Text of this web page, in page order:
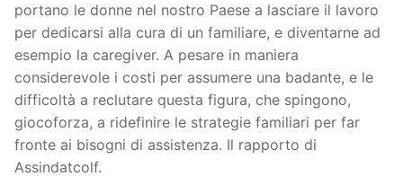
portano le donne nel nostro Paese a lasciare il lavoro
per dedicarsi alla cura di un familiare, e diventarne ad
esempio la caregiver. A pesare in maniera
considerevole i costi per assumere una badante, e le
difficoltà a reclutare questa figura, che spingono,
giocoforza, a ridefinire le strategie familiari per far
fronte ai bisogni di assistenza. Il rapporto di
Assindatcolf.